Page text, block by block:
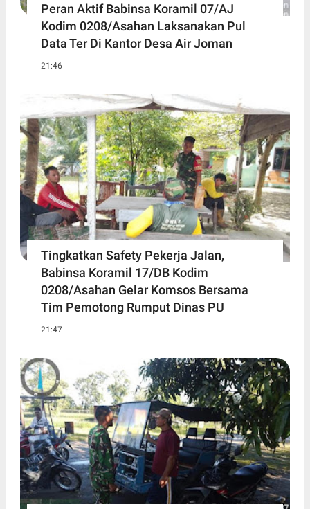
Peran Aktif Babinsa Koramil 07/AJ
Kodim 0208/Asahan Laksanakan Pul
Data Ter Di Kantor Desa Air Joman
21:46
Tingkatkan Safety Pekerja Jalan,
Babinsa Koramil 17/DB Kodim
0208/Asahan Gelar Komsos Bersama
Tim Pemotong Rumput Dinas PU
21:47